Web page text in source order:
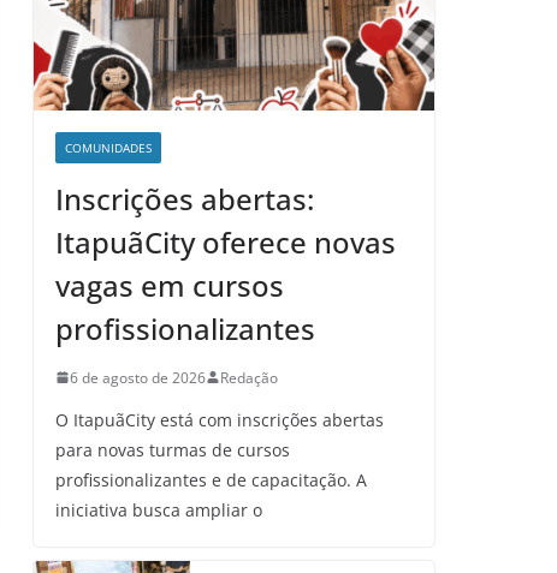
COMUNIDADES
Inscrições abertas:
ItapuãCity oferece novas
vagas em cursos
profissionalizantes
6 de agosto de 2026 Redação
O ItapuãCity está com inscrições abertas
para novas turmas de cursos
profissionalizantes e de capacitação. A
iniciativa busca ampliar o